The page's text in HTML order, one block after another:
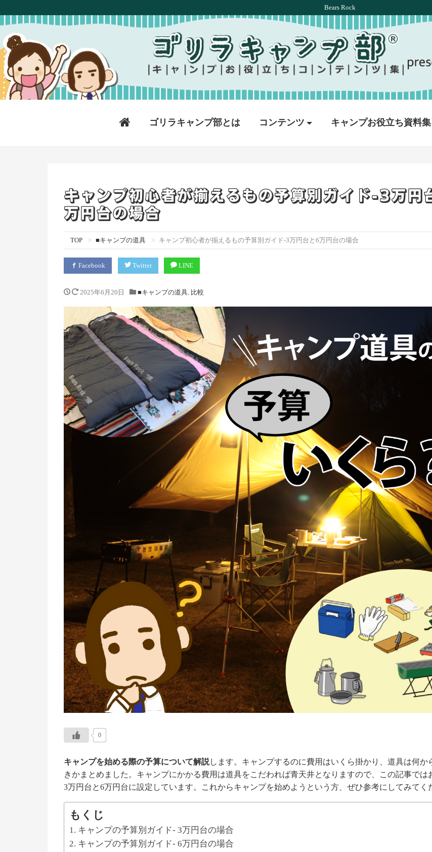
Bears Rock
ゴリラキャンプ部とは コンテンツ キャンプお役立ち資料集
キャンプ初心者が揃えるもの予算別ガイド-3万円
万円台の場合
TOP ■キャンプの道具 キャンプ初心者が揃えるもの予算別ガイド-3万円台と6万円台の場合
Facebook Twitter LINE
2025年6月20日 ■キャンプの道具, 比較
0
キャンプを始める際の予算について解説します。キャンプするのに費用はいくら掛かり、道具は何か
きかまとめました。キャンプにかかる費用は道具をこだわれば青天井となりますので、この記事では
3万円台と6万円台に設定しています。これからキャンプを始めようという方、ぜひ参考にしてみてく
もくじ
キャンプの予算別ガイド- 3万円台の場合
キャンプの予算別ガイド- 6万円台の場合